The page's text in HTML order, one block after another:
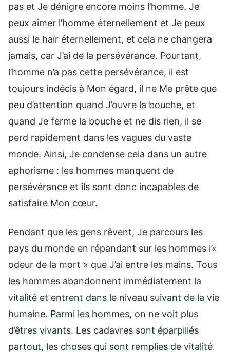
pas et Je dénigre encore moins l’homme. Je
peux aimer l’homme éternellement et Je peux
aussi le haïr éternellement, et cela ne changera
jamais, car J’ai de la persévérance. Pourtant,
l’homme n’a pas cette persévérance, il est
toujours indécis à Mon égard, il ne Me prête que
peu d’attention quand J’ouvre la bouche, et
quand Je ferme la bouche et ne dis rien, il se
perd rapidement dans les vagues du vaste
monde. Ainsi, Je condense cela dans un autre
aphorisme : les hommes manquent de
persévérance et ils sont donc incapables de
satisfaire Mon cœur.
Pendant que les gens rêvent, Je parcours les
pays du monde en répandant sur les hommes l’«
odeur de la mort » que J’ai entre les mains. Tous
les hommes abandonnent immédiatement la
vitalité et entrent dans le niveau suivant de la vie
humaine. Parmi les hommes, on ne voit plus
d’êtres vivants. Les cadavres sont éparpillés
partout, les choses qui sont remplies de vitalité